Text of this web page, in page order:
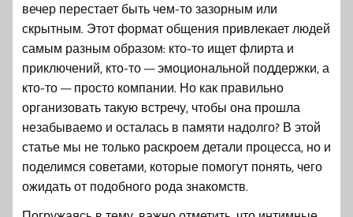
вечер перестает быть чем-то зазорным или
скрытным. Этот формат общения привлекает людей
самым разным образом: кто-то ищет флирта и
приключений, кто-то — эмоциональной поддержки, а
кто-то — просто компании. Но как правильно
организовать такую встречу, чтобы она прошла
незабываемо и осталась в памяти надолго? В этой
статье мы не только раскроем детали процесса, но и
поделимся советами, которые помогут понять, чего
ожидать от подобного рода знакомств.